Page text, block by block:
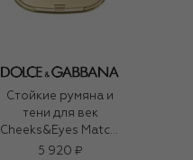
Стойкие румяна и
тени для век
Cheeks&Eyes Match,
оттенок 04 Cheerful
5 920 ₽